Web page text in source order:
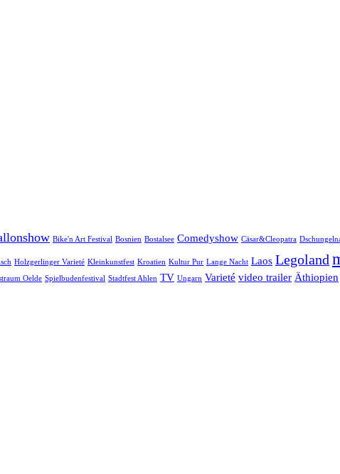
Bike'n Art Festival Bosnien Bostalsee Comedyshow Cäsar&Cleopatra
Holzgerlinger Varieté Kleinkunstfest Kroatien Kultur Pur Lange Nacht Laos Legoland
Oelde Spielbudenfestival Stadtfest Ahlen TV Ungarn Varieté video trailer Äthiopien